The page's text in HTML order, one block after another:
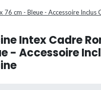
76 cm - Bleue - Accessoire Inclus
Intex Cadre
- Accessoire